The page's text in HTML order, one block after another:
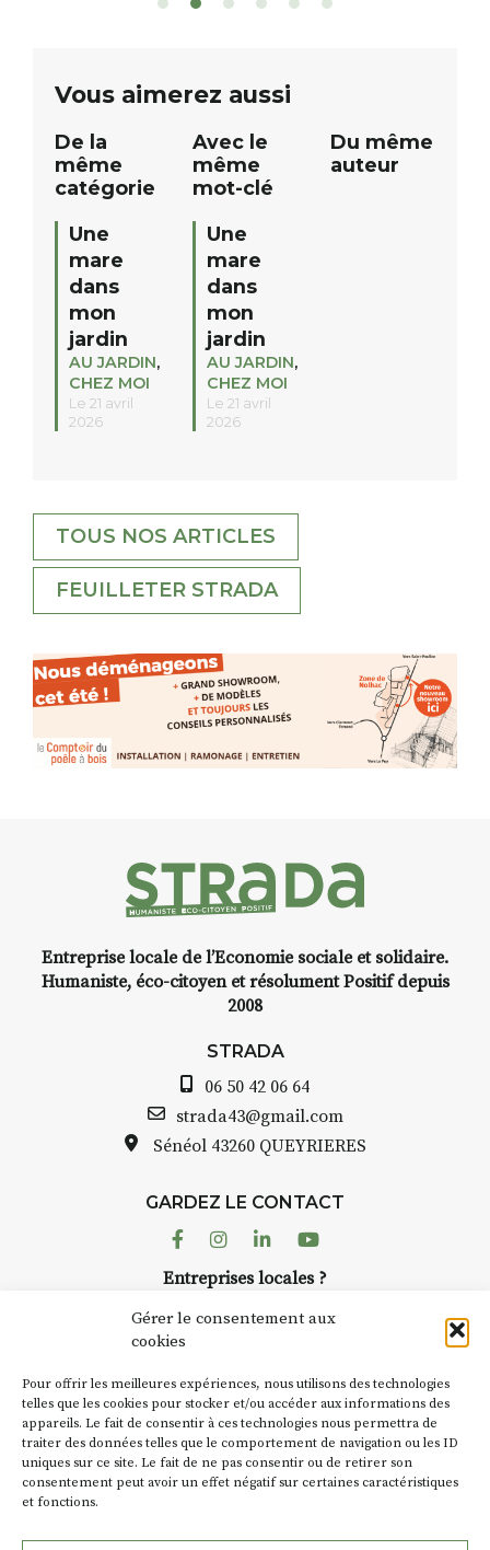
Gérer le consentement aux
cookies
Pour offrir les meilleures expériences, nous utilisons des technologies
telles que les cookies pour stocker et/ou accéder aux informations des
appareils. Le fait de consentir à ces technologies nous permettra de
traiter des données telles que le comportement de navigation ou les ID
uniques sur ce site. Le fait de ne pas consentir ou de retirer son
consentement peut avoir un effet négatif sur certaines caractéristiques
et fonctions.
12h à […]
Vous aimerez aussi
De la
même
catégorie
Une
mare
dans
mon
jardin
AU JARDIN,
CHEZ MOI
Le 21 avril
2026
Avec le
même
mot-clé
Une
mare
dans
mon
jardin
AU JARDIN,
CHEZ MOI
Le 21 avril
2026
Du même
auteur
TOUS NOS ARTICLES
FEUILLETER STRADA
Entreprise locale de l’Economie sociale et solidaire.
Humaniste, éco-citoyen et résolument Positif depuis
2008
STRADA
06 50 42 06 64
strada43@gmail.com
Sénéol 43260 QUEYRIERES
GARDEZ LE CONTACT
FacebookInstagram
LinkedinYoutube
Entreprises locales ?
Suivez toute l'actu de Strada